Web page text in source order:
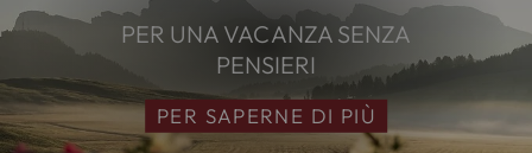
PER UNA VACANZA SENZA
PENSIERI
PER SAPERNE DI PIÙ